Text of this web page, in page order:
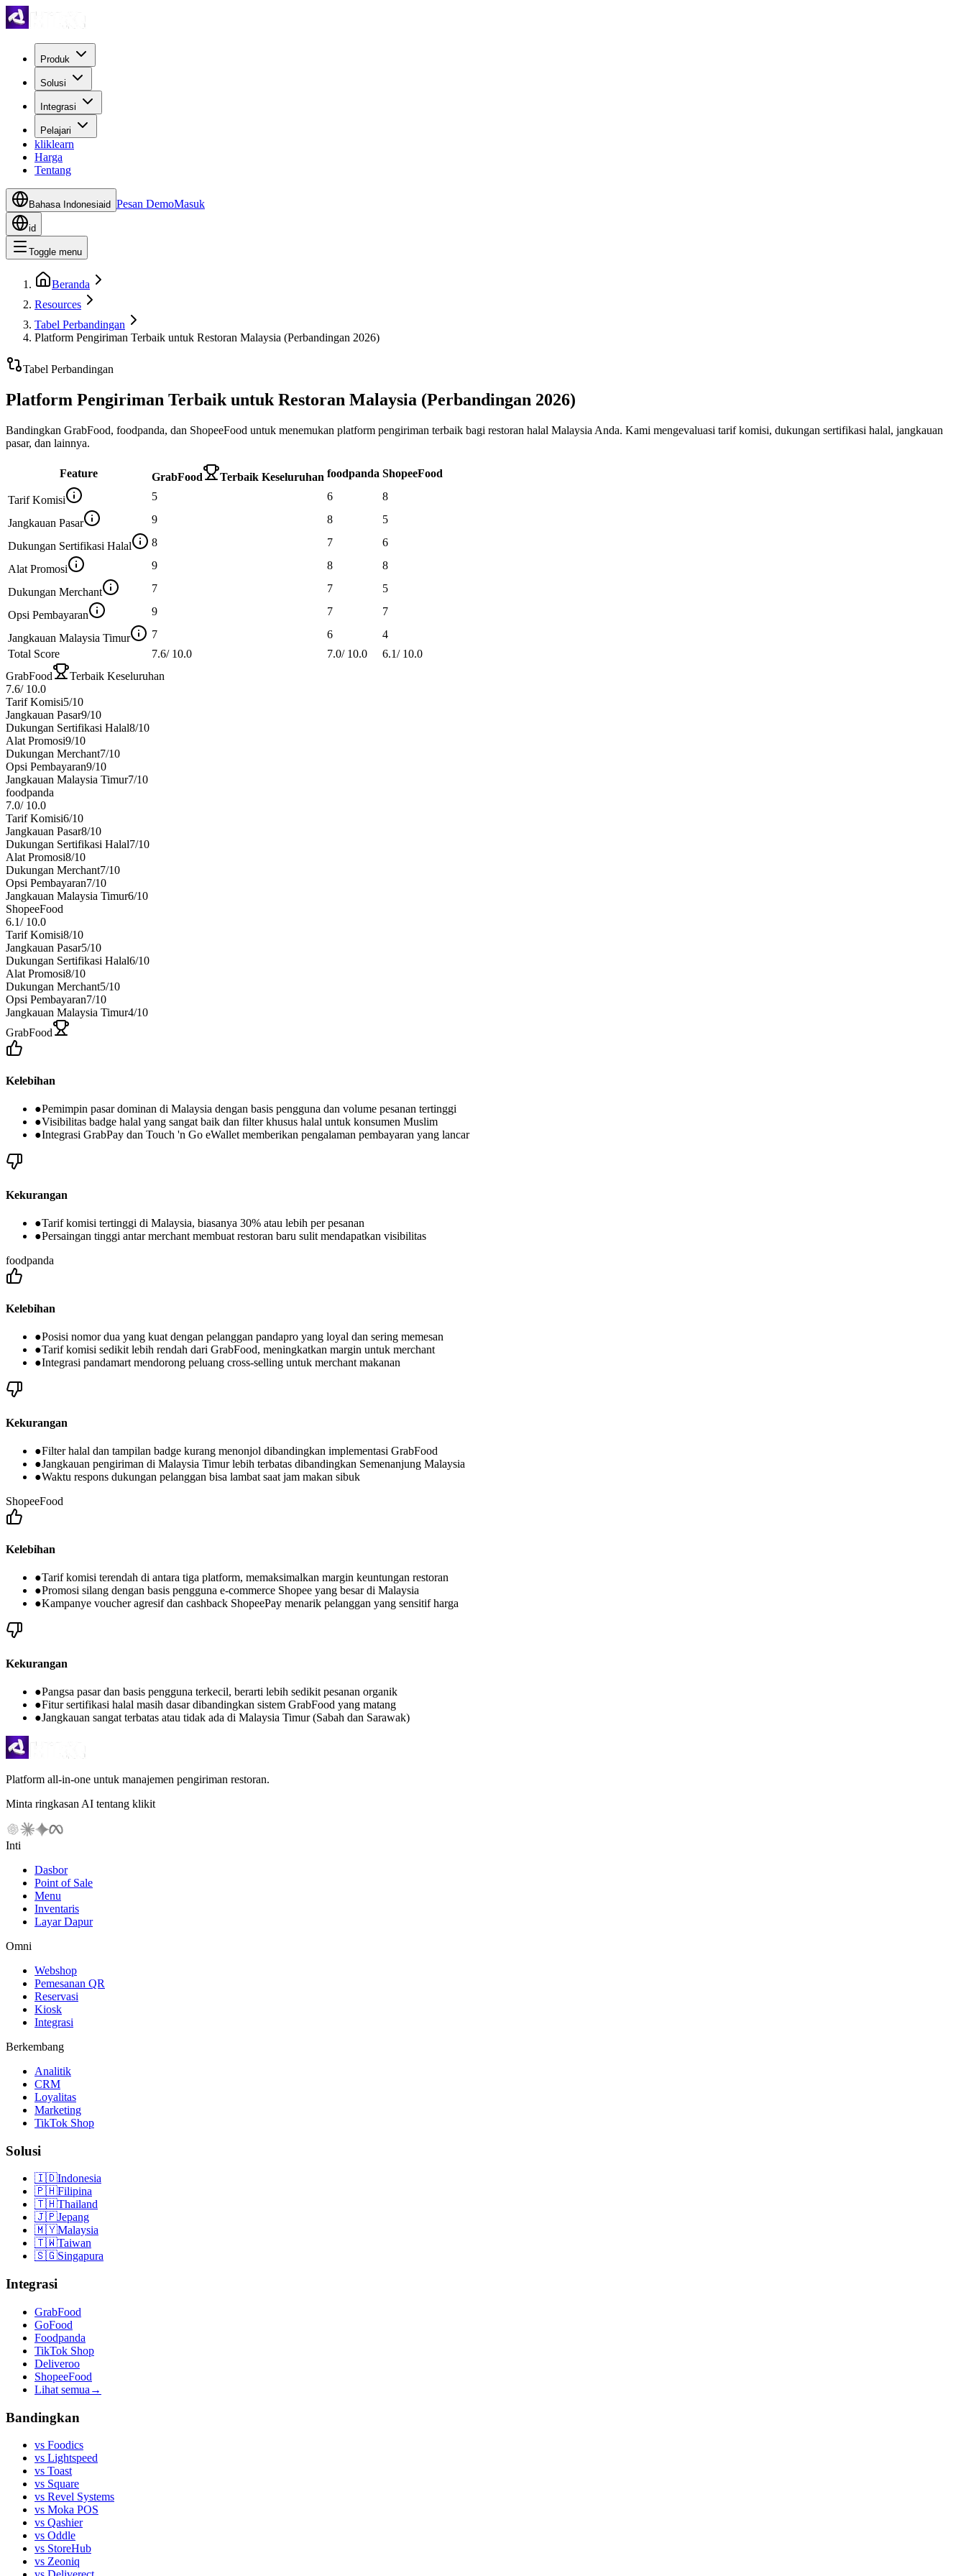
Produk
Solusi
Integrasi
Pelajari
kliklearn
Harga
Tentang
Bahasa Indonesiaid Pesan DemoMasuk
id
Toggle menu
Beranda
Resources
Tabel Perbandingan
Platform Pengiriman Terbaik untuk Restoran Malaysia (Perbandingan 2026)
Tabel Perbandingan
Platform Pengiriman Terbaik untuk Restoran Malaysia (Perbandingan 2026)
Bandingkan GrabFood, foodpanda, dan ShopeeFood untuk menemukan platform pengiriman terbaik bagi restoran halal Malaysia Anda. Kami mengevaluasi tarif komisi, dukungan sertifikasi halal, jangkauan
pasar, dan lainnya.
Feature GrabFood Terbaik Keseluruhan foodpanda ShopeeFood
Tarif Komisi 5 6 8
Jangkauan Pasar 9 8 5
Dukungan Sertifikasi Halal 8 7 6
Alat Promosi 9 8 8
Dukungan Merchant 7 7 5
Opsi Pembayaran 9 7 7
Jangkauan Malaysia Timur 7 6
4
Total Score
7.6/ 10.0 7.0/ 10.0 6.1/ 10.0
GrabFood
Terbaik Keseluruhan
7.6/ 10.0
Tarif Komisi5/10
Jangkauan Pasar9/10
Dukungan Sertifikasi Halal8/10
Alat Promosi9/10
Dukungan Merchant7/10
Opsi Pembayaran9/10
Jangkauan Malaysia Timur7/10
foodpanda
7.0/ 10.0
Tarif Komisi6/10
Jangkauan Pasar8/10
Dukungan Sertifikasi Halal7/10
Alat Promosi8/10
Dukungan Merchant7/10
Opsi Pembayaran7/10
Jangkauan Malaysia Timur6/10
ShopeeFood
6.1/ 10.0
Tarif Komisi8/10
Jangkauan Pasar5/10
Dukungan Sertifikasi Halal6/10
Alat Promosi8/10
Dukungan Merchant5/10
Opsi Pembayaran7/10
Jangkauan Malaysia Timur4/10
GrabFood
Kelebihan
●Pemimpin pasar dominan di Malaysia dengan basis pengguna dan volume pesanan tertinggi
●Visibilitas badge halal yang sangat baik dan filter khusus halal untuk konsumen Muslim
●Integrasi GrabPay dan Touch 'n Go eWallet memberikan pengalaman pembayaran yang lancar
Kekurangan
●Tarif komisi tertinggi di Malaysia, biasanya 30% atau lebih per pesanan
●Persaingan tinggi antar merchant membuat restoran baru sulit mendapatkan visibilitas
foodpanda
Kelebihan
●Posisi nomor dua yang kuat dengan pelanggan pandapro yang loyal dan sering memesan
●Tarif komisi sedikit lebih rendah dari GrabFood, meningkatkan margin untuk merchant
●Integrasi pandamart mendorong peluang cross-selling untuk merchant makanan
Kekurangan
●Filter halal dan tampilan badge kurang menonjol dibandingkan implementasi GrabFood
●Jangkauan pengiriman di Malaysia Timur lebih terbatas dibandingkan Semenanjung Malaysia
●Waktu respons dukungan pelanggan bisa lambat saat jam makan sibuk
ShopeeFood
Kelebihan
●Tarif komisi terendah di antara tiga platform, memaksimalkan margin keuntungan restoran
●Promosi silang dengan basis pengguna e-commerce Shopee yang besar di Malaysia
●Kampanye voucher agresif dan cashback ShopeePay menarik pelanggan yang sensitif harga
Kekurangan
●Pangsa pasar dan basis pengguna terkecil, berarti lebih sedikit pesanan organik
●Fitur sertifikasi halal masih dasar dibandingkan sistem GrabFood yang matang
●Jangkauan sangat terbatas atau tidak ada di Malaysia Timur (Sabah dan Sarawak)
Platform all-in-one untuk manajemen pengiriman restoran.
Minta ringkasan AI tentang klikit
Inti
Dasbor
Point of Sale
Menu
Inventaris
Layar Dapur
Omni
Webshop
Pemesanan QR
Reservasi
Kiosk
Integrasi
Berkembang
Analitik
CRM
Loyalitas
Marketing
TikTok Shop
Solusi
🇮🇩Indonesia
🇵🇭Filipina
🇹🇭Thailand
🇯🇵Jepang
🇲🇾Malaysia
🇹🇼Taiwan
🇸🇬Singapura
Integrasi
GrabFood
GoFood
Foodpanda
TikTok Shop
Deliveroo
ShopeeFood
Lihat semua →
Bandingkan
vs Foodics
vs Lightspeed
vs Toast
vs Square
vs Revel Systems
vs Moka POS
vs Qashier
vs Oddle
vs StoreHub
vs Zeoniq